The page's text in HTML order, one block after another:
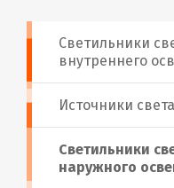
Источники
Светильники
внутреннего
Светильники
наружного